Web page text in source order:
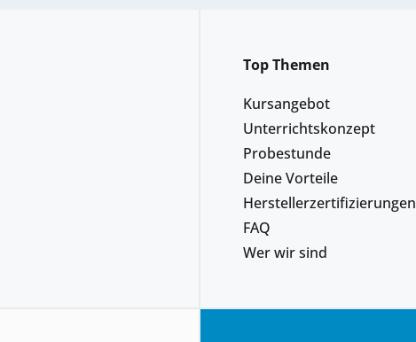
Top Themen
Kursangebot
Unterrichtskonzept
Probestunde
Deine Vorteile
Herstellerzertifizierungen
FAQ
Wer wir sind